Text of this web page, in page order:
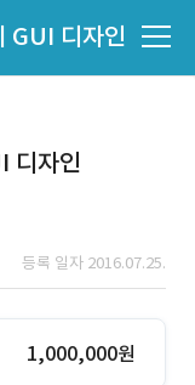
GUI 디자인
디자인
등록 일자 2016.07.25.
1,000,000원